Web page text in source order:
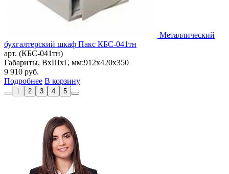
Металлический
бухгалтерский шкаф Пакс КБС-041тн
арт. (КБС-041тн)
Габариты, ВxШxГ, мм:912x420x350
9 910 руб.
Подробнее В корзину
1 2 3 4 5